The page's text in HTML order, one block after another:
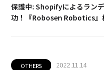
保護中: Shopifyによるラン
功！『Robosen Robotics』
OTHERS 2022.11.14